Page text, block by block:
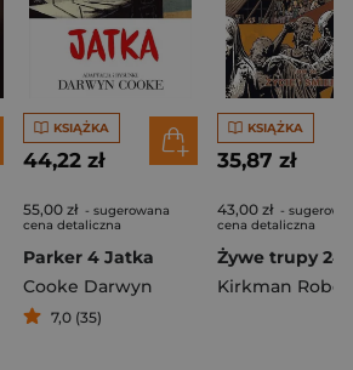
KSIĄŻKA
44,22 zł
55,00 zł - sugerowana
cena detaliczna
Parker 4 Jatka
Cooke Darwyn
7,0 (35)
KSIĄŻKA
35,87 zł
43,00 zł -
cena detaliczna
Kirkman